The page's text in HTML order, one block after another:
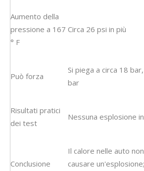
Aumento della
pressione a 167
° F
Circa 26 psi in più
Può forza
Si piega a circa 18
bar
Risultati pratici
dei test
Nessuna esplosione
Conclusione
Il calore nelle auto
causare